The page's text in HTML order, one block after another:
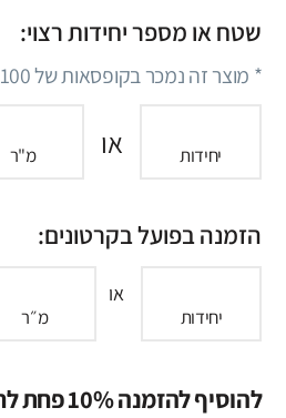
שטח או מספר יחידות רצוי:
* מוצר זה נמכר בקופסאות של100
יחידות או מ"ר
הזמנה בפועל בקרטונים:
יחידות
או
מ״ר
להוסיף להזמנה 10% פחת לחיתוכים ותיקונים?